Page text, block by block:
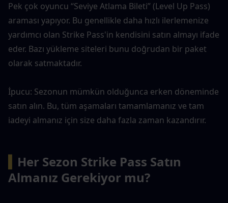
Pek çok oyuncu “Seviye Atlama Bileti” (Level Up Pass)
araması yapıyor. Bu genellikle daha hızlı ilerlemenize
yardımcı olan Strike Pass'in kendisini satın almayı ifade
eder. Bazı yükleme siteleri bunu doğrudan bir paket
olarak satmaktadır.
İpucu: Sezonun mümkün olduğunca erken döneminde
satın alın. Bu, tüm aşamaları tamamlamanız ve tam
iadeyi almanız için size daha fazla zaman kazandırır.
Her Sezon Strike Pass Satın
Almanız Gerekiyor mu?